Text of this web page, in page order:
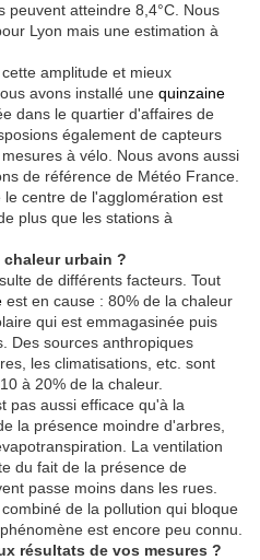
peuvent atteindre 8,4°C. Nous
Lyon mais une estimation à
amplitude et mieux
avons installé une quinzaine
dans le quartier d'affaires de
également de capteurs
à vélo. Nous avons aussi
de référence de Météo France.
centre de l'agglomération est
plus que les stations à
urbain ?
de différents facteurs. Tout
est en cause : 80% de la chaleur
qui est emmagasinée puis
Des sources anthropiques
les climatisations, etc. sont
à 20% de la chaleur.
pas aussi efficace qu'à la
la présence moindre d'arbres,
La ventilation
du fait de la présence de
passe moins dans les rues.
de la pollution qui bloque
est encore peu connu.
résultats de vos mesures ?